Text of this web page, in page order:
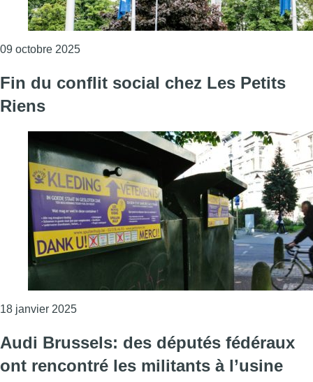
09 octobre 2025Consulter l'article "Conflit social chez Ikea :
Fin du conflit social chez Les Petits
Riens
18 janvier 2025Consulter l'article "Fin du conflit social chez
Audi Brussels: des députés fédéraux
ont rencontré les militants à l’usine